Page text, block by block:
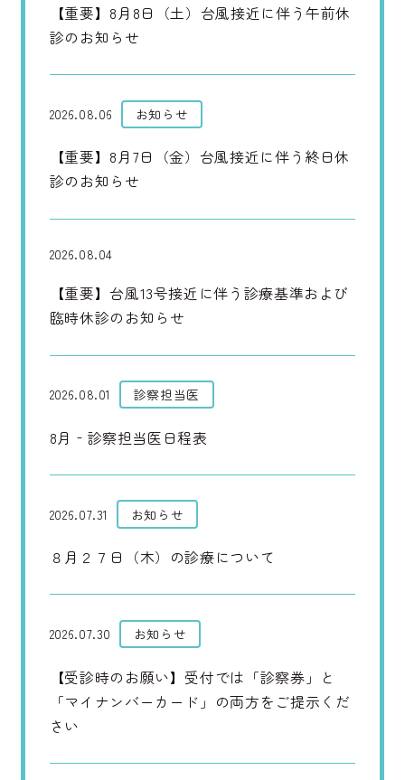
【重要】8月8日（土）台風接近に伴う午前休
診のお知らせ
2026.08.06 お知らせ
【重要】8月7日（金）台風接近に伴う終日休
診のお知らせ
2026.08.04
【重要】台風13号接近に伴う診療基準および
臨時休診のお知らせ
2026.08.01 診察担当医
8月‐診察担当医日程表
2026.07.31 お知らせ
８月２７日（木）の診療について
2026.07.30 お知らせ
【受診時のお願い】受付では「診察券」と
「マイナンバーカード」の両方をご提示くだ
さい